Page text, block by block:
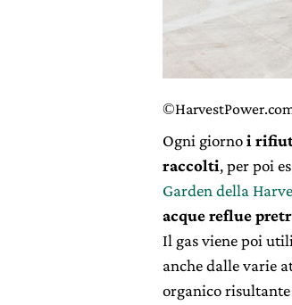
©
Ogni giornoi
raccolti, per poi
Garden della
acque reflue
Il gas viene poi
anche dalle varie
organico